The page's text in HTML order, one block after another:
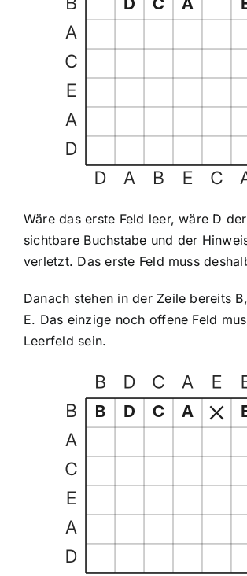
Wäre das erste Feld leer, wäre D
sichtbare Buchstabe und der
verletzt. Das erste Feld muss
Danach stehen in der Zeile bereits
E. Das einzige noch offene Feld
Leerfeld sein.